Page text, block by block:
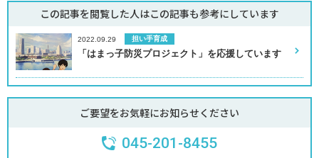
この記事を閲覧した人はこの記事も参考にしています
2022.09.29 担い手育成
「はまっ子防災プロジェクト」を応援しています
ご要望をお気軽にお知らせください
045-201-8455